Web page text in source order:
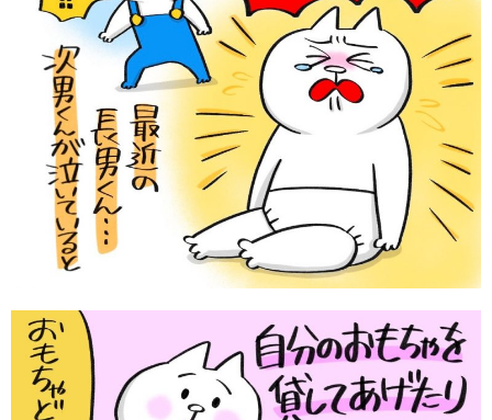
「こそだてまっぷ」とは
サイトのご利⽤にあたって
お問い合わせ